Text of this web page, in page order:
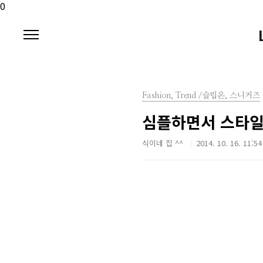
0
본문 바로가기
Fashion, Trend /슬립온, 스니커즈
심플하면서 스타
식이네 집 ^^ 2014. 10. 16. 11:54